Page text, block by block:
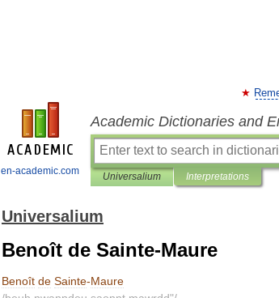
en-academic.com
Academic Dictionaries and
Universalium Interpretations
Universalium
Benoît de Sainte-Maure
Benoît de Sainte-Maure